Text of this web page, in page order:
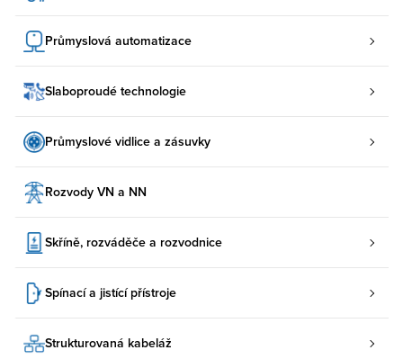
Průmyslová automatizace
Slaboproudé technologie
Průmyslové vidlice a zásuvky
Rozvody VN a NN
Skříně, rozváděče a rozvodnice
Spínací a jistící přístroje
Strukturovaná kabeláž